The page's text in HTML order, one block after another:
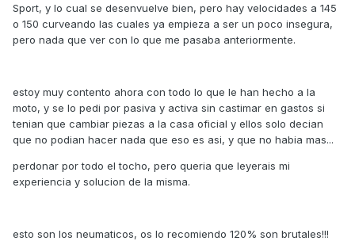
Sport, y lo cual se desenvuelve bien, pero hay velocidades a 145
o 150 curveando las cuales ya empieza a ser un poco insegura,
pero nada que ver con lo que me pasaba anteriormente.
estoy muy contento ahora con todo lo que le han hecho a la
moto, y se lo pedi por pasiva y activa sin castimar en gastos si
tenian que cambiar piezas a la casa oficial y ellos solo decian
que no podian hacer nada que eso es asi, y que no habia mas...
perdonar por todo el tocho, pero queria que leyerais mi
experiencia y solucion de la misma.
esto son los neumaticos, os lo recomiendo 120% son brutales!!!